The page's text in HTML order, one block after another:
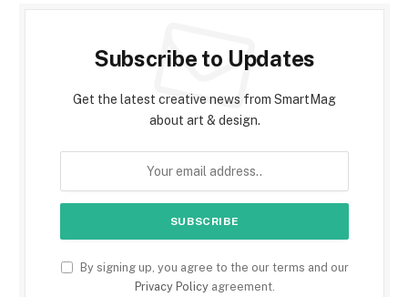
Subscribe to Updates
Get the latest creative news from SmartMag
about art & design.
By signing up, you agree to the our terms and our
Privacy Policyagreement.